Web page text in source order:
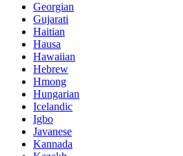
Georgian
Gujarati
Haitian
Hausa
Hawaiian
Hebrew
Hmong
Hungarian
Icelandic
Igbo
Javanese
Kannada